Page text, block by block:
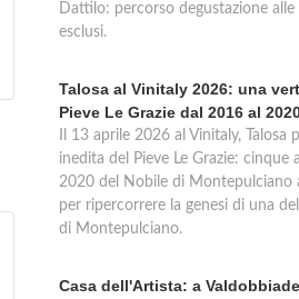
Dattilo: percorso degustazione
esclusi.
Talosa al Vinitaly 2026: una
Pieve Le Grazie dal 2016 al
Il 13 aprile 2026 al Vinitaly, Talosa
inedita del Pieve Le Grazie: cinque
2020 del Nobile di Montepulciano
per ripercorrere la genesi di una
di Montepulciano.
Casa dell'Artista: a